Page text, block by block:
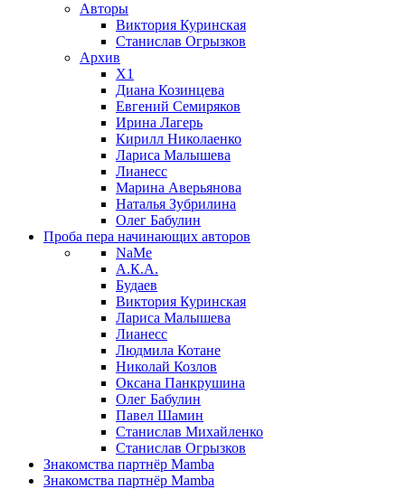
Авторы
Виктория Куринская
Станислав Огрызков
Архив
X1
Диана Козинцева
Евгений Семиряков
Ирина Лагерь
Кирилл Николаенко
Лариса Малышева
Лианесс
Марина Аверьянова
Наталья Зубрилина
Олег Бабулин
Проба пера начинающих авторов
NaMe
А.К.А.
Будаев
Виктория Куринская
Лариса Малышева
Лианесс
Людмила Котане
Николай Козлов
Оксана Панкрушина
Олег Бабулин
Павел Шамин
Станислав Михайленко
Станислав Огрызков
Знакомства партнёр Mamba
Знакомства партнёр Mamba